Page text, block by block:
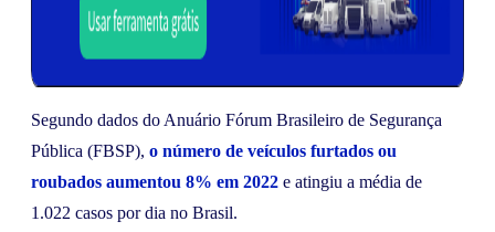
Segundo dados do Anuário Fórum Brasileiro de Segurança
Pública (FBSP), o número de veículos furtados ou
roubados aumentou 8% em 2022 e atingiu a média de
1.022 casos por dia no Brasil.